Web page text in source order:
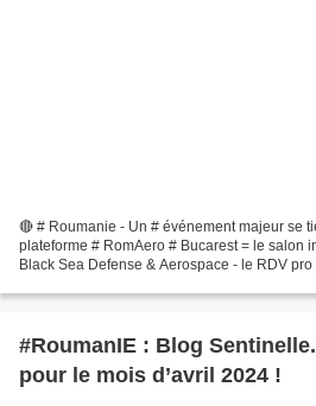
🔴 # Roumanie - Un # événement majeur se
plateforme # RomAero # Bucarest = le salon
Black Sea Defense & Aerospace - le RDV
#RoumanIE : Blog
pour le mois d’avril 2024 !